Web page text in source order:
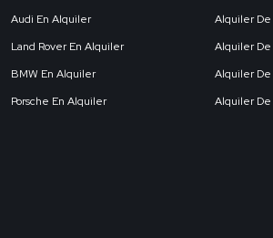
Audi En Alquiler
Land Rover En Alquiler
BMW En Alquiler
Porsche En Alquiler
Alquiler De
Alquiler De
Alquiler De
Alquiler De